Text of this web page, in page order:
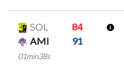
SOL
84
AMI
91
01min38s